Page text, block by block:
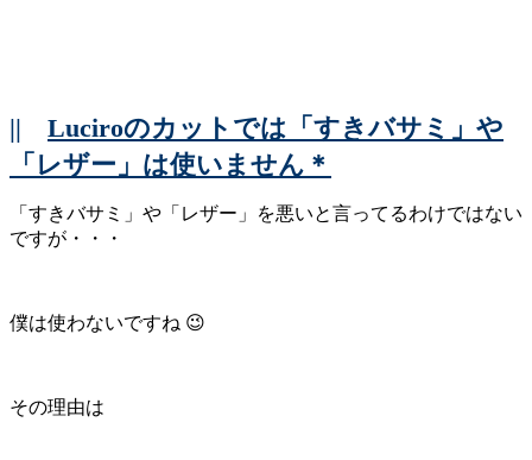
|| Luciroのカットでは「すきバサミ」や
「レザー」は使いません＊
「すきバサミ」や「レザー」を悪いと言ってるわけではない
ですが・・・
僕は使わないですね 😉
その理由は